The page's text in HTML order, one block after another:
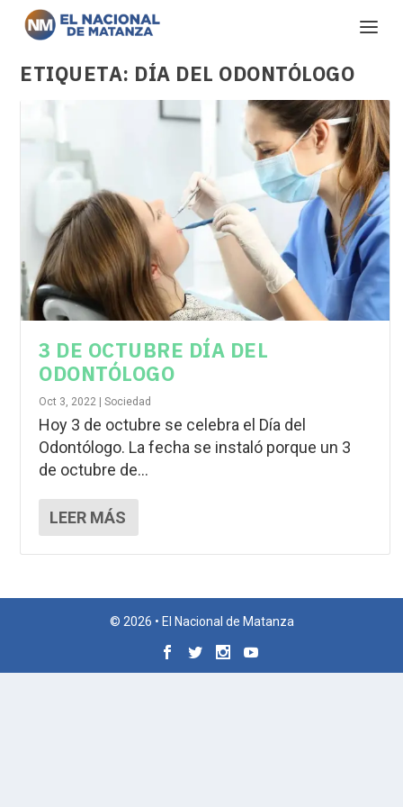
ETIQUETA: DÍA DEL ODONTÓLOGO
3 DE OCTUBRE DÍA DEL
ODONTÓLOGO
Oct 3, 2022 |Sociedad
Hoy 3 de octubre se celebra el Día del
Odontólogo. La fecha se instaló porque un 3
de octubre de...
LEER MÁS
© 2026 • El Nacional de Matanza